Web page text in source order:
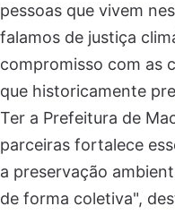
pessoas que vivem
falamos de justiça
compromisso com as
que historicamente
Ter a Prefeitura de
parceiras fortalece
a preservação
de forma coletiva",